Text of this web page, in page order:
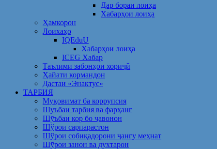
Дар бораи лоиҳа
Хабарҳои лоиҳа
Ҳамкорон
Лоихаҳо
IQEduU
Хабарҳои лоиҳа
ICEG Хабар
Таълими забонҳои хориҷӣ
Ҳайати кормандон
Дастаи «Энактус»
ТАРБИЯ
Муқовимат ба коррупсия
Шуъбаи тарбия ва фарҳанг
Шӯъбаи кор бо ҷавонон
Шўрои сарпарастон
Шўрои собиқадорони ҷангу меҳнат
Шӯрои занон ва духтарон